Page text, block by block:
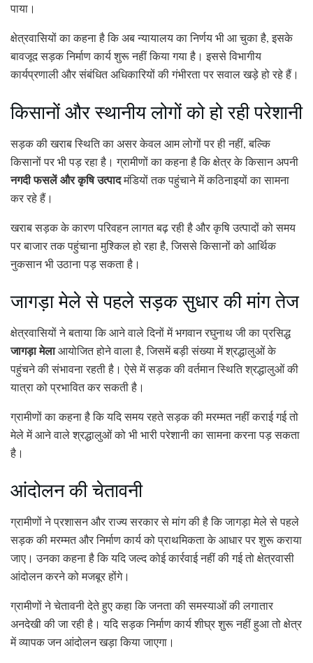
पाया।
क्षेत्रवासियों का कहना है कि अब न्यायालय का निर्णय भी आ चुका है, इसके
बावजूद सड़क निर्माण कार्य शुरू नहीं किया गया है। इससे विभागीय
कार्यप्रणाली और संबंधित अधिकारियों की गंभीरता पर सवाल खड़े हो रहे हैं।
किसानों और स्थानीय लोगों को हो रही परेशानी
सड़क की खराब स्थिति का असर केवल आम लोगों पर ही नहीं, बल्कि
किसानों पर भी पड़ रहा है। ग्रामीणों का कहना है कि क्षेत्र के किसान अपनी
नगदी फसलें और कृषि उत्पादमंडियों तक पहुंचाने में कठिनाइयों का सामना
कर रहे हैं।
खराब सड़क के कारण परिवहन लागत बढ़ रही है और कृषि उत्पादों को समय
पर बाजार तक पहुंचाना मुश्किल हो रहा है, जिससे किसानों को आर्थिक
नुकसान भी उठाना पड़ सकता है।
जागड़ा मेले से पहले सड़क सुधार की मांग तेज
क्षेत्रवासियों ने बताया कि आने वाले दिनों में भगवान रघुनाथ जी का प्रसिद्ध
जागड़ा मेलाआयोजित होने वाला है, जिसमें बड़ी संख्या में श्रद्धालुओं के
पहुंचने की संभावना रहती है। ऐसे में सड़क की वर्तमान स्थिति श्रद्धालुओं की
यात्रा को प्रभावित कर सकती है।
ग्रामीणों का कहना है कि यदि समय रहते सड़क की मरम्मत नहीं कराई गई तो
मेले में आने वाले श्रद्धालुओं को भी भारी परेशानी का सामना करना पड़ सकता
है।
आंदोलन की चेतावनी
ग्रामीणों ने प्रशासन और राज्य सरकार से मांग की है कि जागड़ा मेले से पहले
सड़क की मरम्मत और निर्माण कार्य को प्राथमिकता के आधार पर शुरू कराया
जाए। उनका कहना है कि यदि जल्द कोई कार्रवाई नहीं की गई तो क्षेत्रवासी
आंदोलन करने को मजबूर होंगे।
ग्रामीणों ने चेतावनी देते हुए कहा कि जनता की समस्याओं की लगातार
अनदेखी की जा रही है। यदि सड़क निर्माण कार्य शीघ्र शुरू नहीं हुआ तो क्षेत्र
में व्यापक जन आंदोलन खड़ा किया जाएगा।